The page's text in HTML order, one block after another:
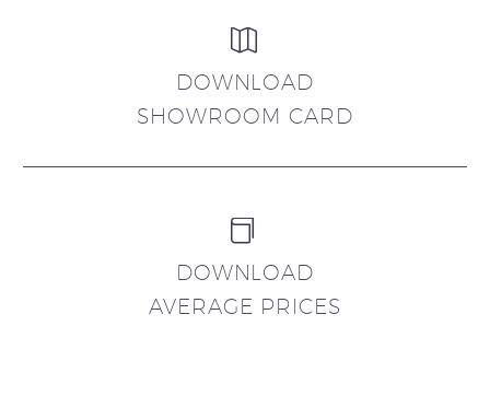


DOWNLOAD
SHOWROOM CARD


DOWNLOAD
AVERAGE PRICES